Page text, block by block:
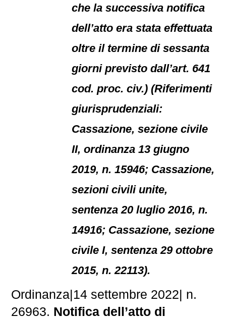
che la successiva notifica
dell’atto era stata effettuata
oltre il termine di sessanta
giorni previsto dall’art. 641
cod. proc. civ.) (Riferimenti
giurisprudenziali:
Cassazione, sezione civile
II, ordinanza 13 giugno
2019, n. 15946; Cassazione,
sezioni civili unite,
sentenza 20 luglio 2016, n.
14916; Cassazione, sezione
civile I, sentenza 29 ottobre
2015, n. 22113).
Ordinanza|14 settembre 2022| n.
26963. Notifica dell’atto di